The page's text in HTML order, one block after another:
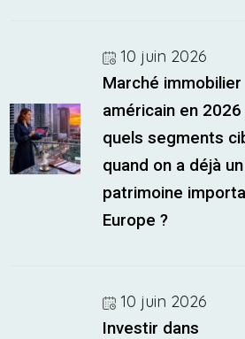
10 juin 2026
Marché immobilier
américain en 2026
quels segments
quand on a déjà un
patrimoine
Europe ?
10 juin 2026
Investir dans